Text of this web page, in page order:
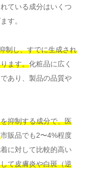
ている成分はいくつ
す。
制し、すでに生成され
ます。化粧品に広く
あり、製品の品質や
抑制する成分で、医
市販品でも2〜4%程度
に対して比較的高い
て皮膚炎や白斑（逆